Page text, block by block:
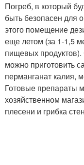
Погреб, в который
быть безопасен для
этого помещение
еще летом (за 1-1,5
пищевых продуктов).
можно приготовить
перманганат калия,
Готовые препараты
хозяйственном
плесени и грибка